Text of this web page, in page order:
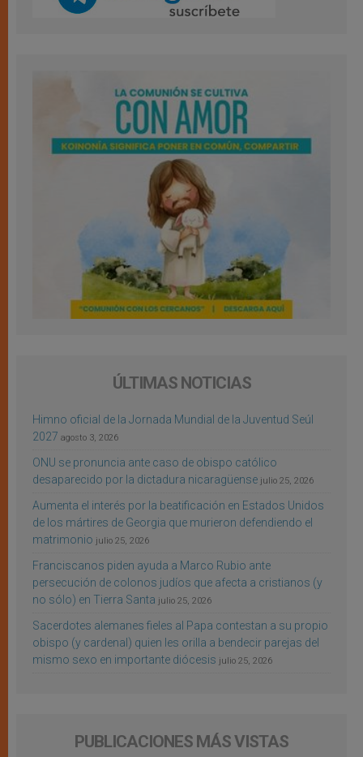
ÚLTIMAS NOTICIAS
Himno oficial de la Jornada Mundial de la Juventud Seúl
2027 agosto 3, 2026
ONU se pronuncia ante caso de obispo católico
desaparecido por la dictadura nicaragüense julio 25, 2026
Aumenta el interés por la beatificación en Estados Unidos
de los mártires de Georgia que murieron defendiendo el
matrimonio julio 25, 2026
Franciscanos piden ayuda a Marco Rubio ante
persecución de colonos judíos que afecta a cristianos (y
no sólo) en Tierra Santa julio 25, 2026
Sacerdotes alemanes fieles al Papa contestan a su propio
obispo (y cardenal) quien les orilla a bendecir parejas del
mismo sexo en importante diócesis julio 25, 2026
PUBLICACIONES MÁS VISTAS